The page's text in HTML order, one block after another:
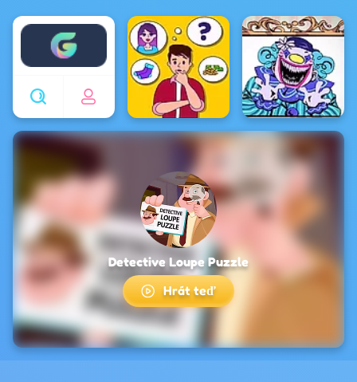
Enjoy4fun
Detective Loupe Puzzle
Hrát teď